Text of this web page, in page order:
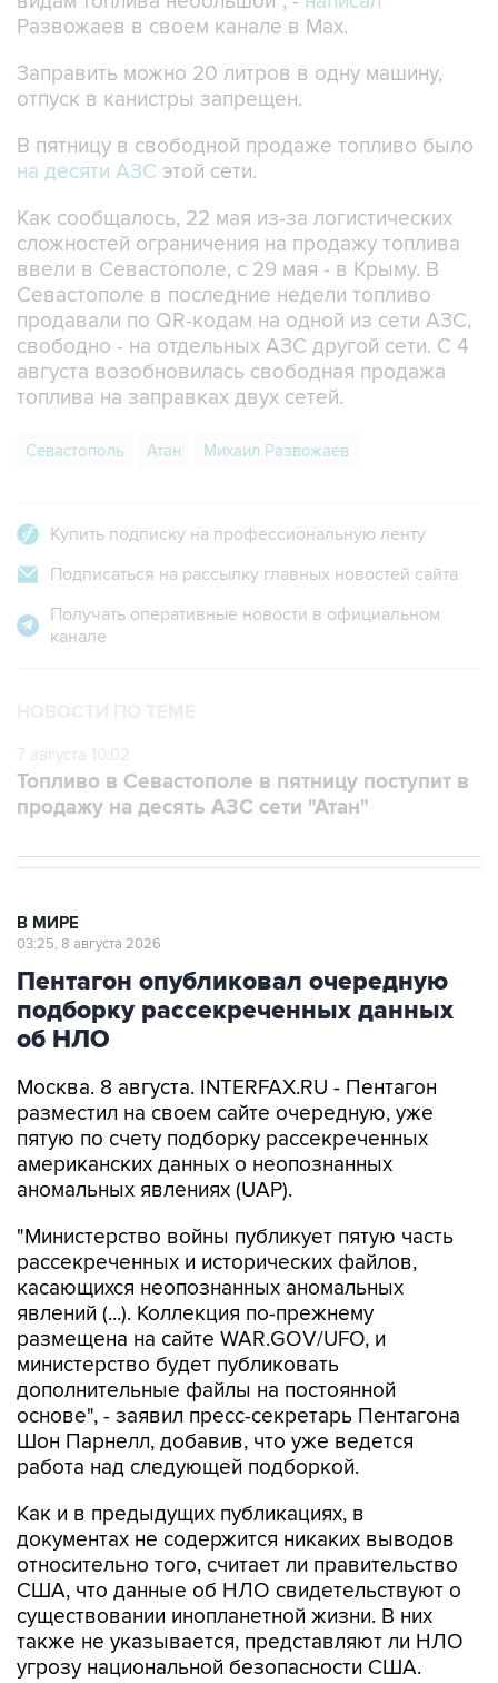
Развожаев в своем канале в Max.
Заправить можно 20 литров в одну машину,
отпуск в канистры запрещен.
В пятницу в свободной продаже топливо было
на десяти АЗС этой сети.
Как сообщалось, 22 мая из-за логистических
сложностей ограничения на продажу топлива
ввели в Севастополе, с 29 мая - в Крыму. В
Севастополе в последние недели топливо
продавали по QR-кодам на одной из сети АЗС,
свободно - на отдельных АЗС другой сети. С 4
августа возобновилась свободная продажа
топлива на заправках двух сетей.
Севастополь Атан Михаил Развожаев
Купить подписку на профессиональную ленту
Подписаться на рассылку главных новостей сайта
Получать оперативные новости в официальном
канале
7 августа 10:02
Топливо в Севастополе в пятницу поступит в
продажу на десять АЗС сети "Атан"
В МИРЕ
03:25, 8 августа 2026
Пентагон опубликовал очередную
подборку рассекреченных данных
об НЛО
Москва. 8 августа. INTERFAX.RU - Пентагон
разместил на своем сайте очередную, уже
пятую по счету подборку рассекреченных
американских данных о неопознанных
аномальных явлениях (UAP).
"Министерство войны публикует пятую часть
рассекреченных и исторических файлов,
касающихся неопознанных аномальных
явлений (...). Коллекция по-прежнему
размещена на сайте WAR.GOV/UFO, и
министерство будет публиковать
дополнительные файлы на постоянной
основе", - заявил пресс-секретарь Пентагона
Шон Парнелл, добавив, что уже ведется
работа над следующей подборкой.
Как и в предыдущих публикациях, в
документах не содержится никаких выводов
относительно того, считает ли правительство
США, что данные об НЛО свидетельствуют о
существовании инопланетной жизни. В них
также не указывается, представляют ли НЛО
угрозу национальной безопасности США.